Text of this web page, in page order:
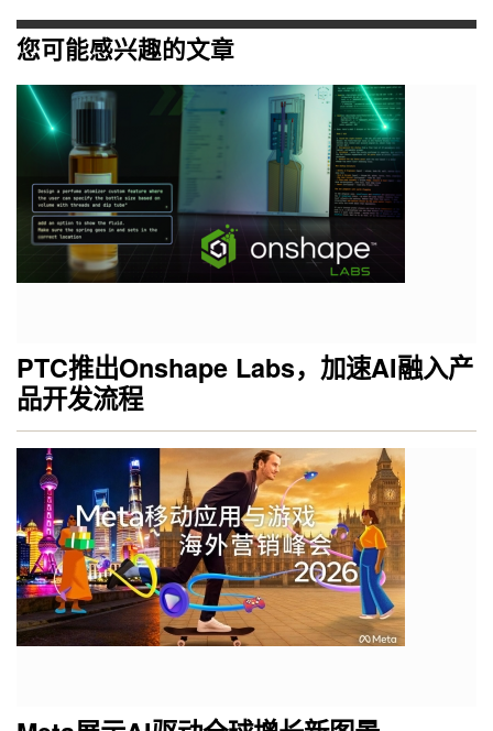
您可能感兴趣的文章
PTC推出Onshape Labs，加速AI融入产
品开发流程